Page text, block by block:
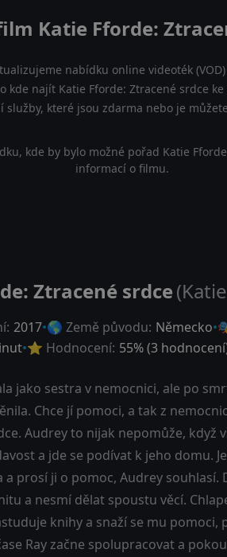
Katie Fforde:
nabídku online videoték
kde najít Katie Fforde: Ztracené srdce
služby, které jsou zdarma nebo je
kde by bylo možné pořad Katie
informací o filmu.
Ztracené srdce
2017 🌎 Země původu: Německo
⭐ Hodnocení: 55% (3
jako sestra v nemocnici, ale po
Chce jí pomoci, a tak z
Audrey to nijak nepomůže, když
a jde se podívat k jeho domu.
prosí ji o pomoc, Audrey souhlasí.
a nesmí dělat spoustu věcí.
knihy a snaží se mu
Ray začne spolupracovat a